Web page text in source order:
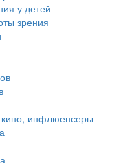
у детей
зрения
кино, инфлюенсеры